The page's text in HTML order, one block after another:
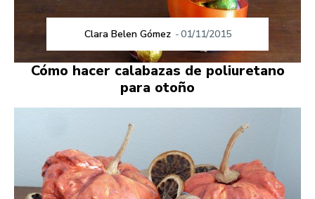
Clara Belen Gómez -01/11/2015
Cómo hacer calabazas de poliuretano
para otoño